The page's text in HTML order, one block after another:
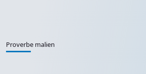
Proverbe malien